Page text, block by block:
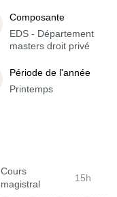
Composante
EDS - Département
masters droit privé
Période de l'année
Printemps
Cours
magistral
15h